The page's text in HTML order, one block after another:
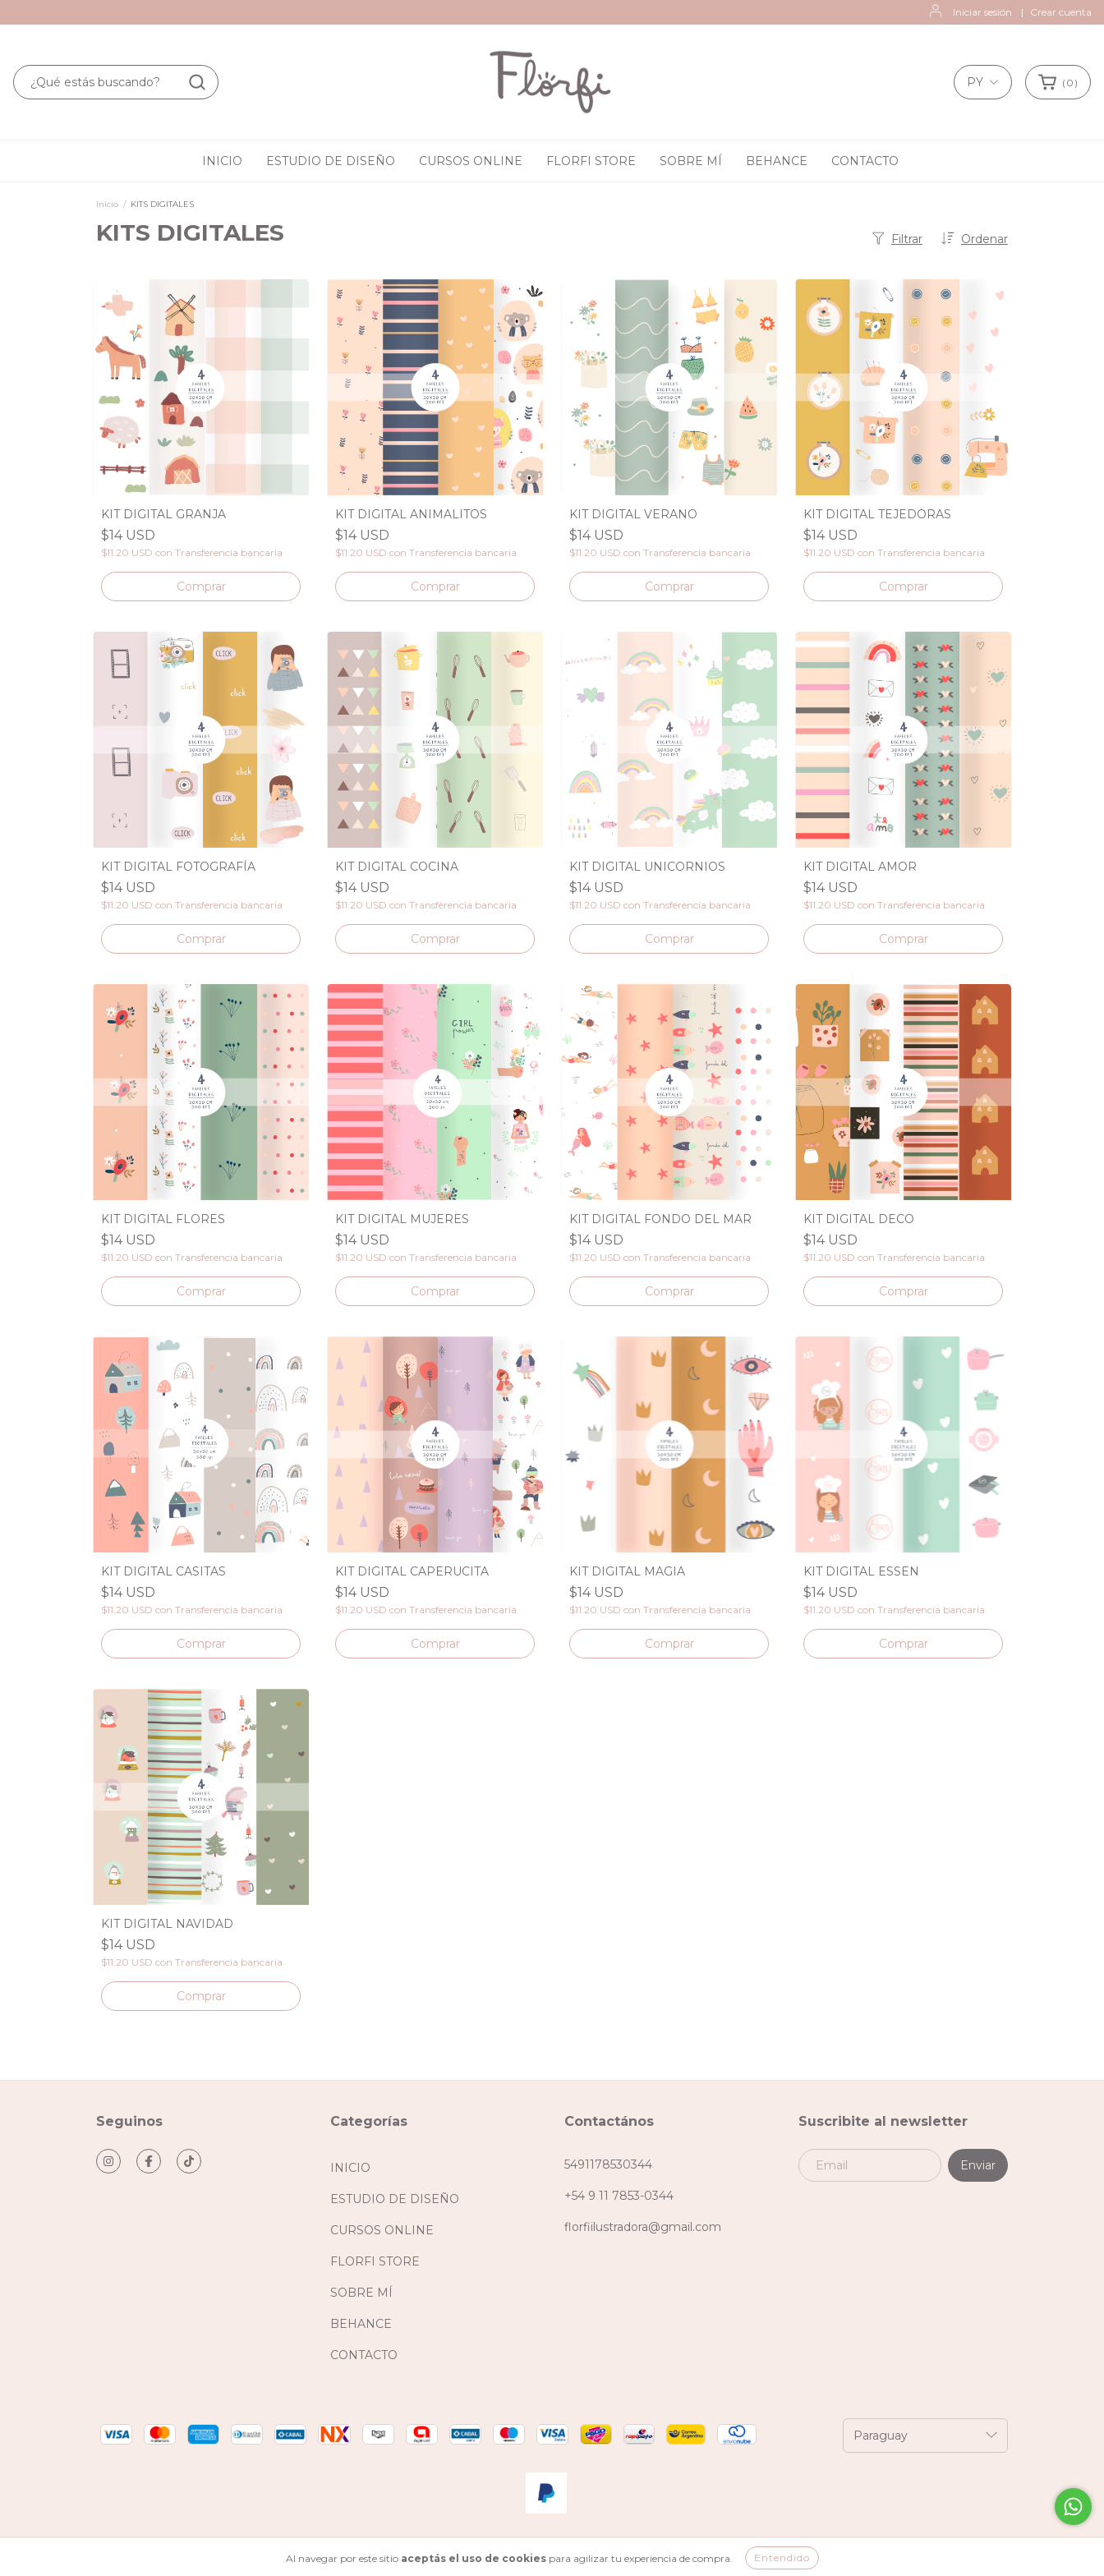
Iniciar sesión | Crear cuenta
PY ( 0 )
INICIO ESTUDIO DE DISEÑO CURSOS ONLINE FLORFI STORE SOBRE MÍ BEHANCE CONTACTO
Al navegar por este sitio aceptás el uso de cookiespara agilizar tu experiencia de compra. Entendido
Inicio / KITS DIGITALES
KITS DIGITALES Ordenar
Filtrar
KIT DIGITAL GRANJA
$14 USD
$11.20 USD con Transferencia bancaria
KIT DIGITAL ANIMALITOS
$14 USD
$11.20 USD con Transferencia bancaria
KIT DIGITAL VERANO
$14 USD
$11.20 USD con Transferencia bancaria
KIT DIGITAL TEJEDORAS
$14 USD
$11.20 USD con Transferencia bancaria
KIT DIGITAL FOTOGRAFÍA
$14 USD
$11.20 USD con Transferencia bancaria
KIT DIGITAL COCINA
$14 USD
$11.20 USD con Transferencia bancaria
KIT DIGITAL UNICORNIOS
$14 USD
$11.20 USD con Transferencia bancaria
KIT DIGITAL AMOR
$14 USD
$11.20 USD con Transferencia bancaria
KIT DIGITAL FLORES
$14 USD
$11.20 USD con Transferencia bancaria
KIT DIGITAL MUJERES
$14 USD
$11.20 USD con Transferencia bancaria
KIT DIGITAL FONDO DEL MAR
$14 USD
$11.20 USD con Transferencia bancaria
KIT DIGITAL DECO
$14 USD
$11.20 USD con Transferencia bancaria
KIT DIGITAL CASITAS
$14 USD
$11.20 USD con Transferencia bancaria
KIT DIGITAL CAPERUCITA
$14 USD
$11.20 USD con Transferencia bancaria
KIT DIGITAL MAGIA
$14 USD
$11.20 USD con Transferencia bancaria
KIT DIGITAL ESSEN
$14 USD
$11.20 USD con Transferencia bancaria
KIT DIGITAL NAVIDAD
$14 USD
$11.20 USD con Transferencia bancaria
Seguinos Categorías
INICIO
ESTUDIO DE DISEÑO
CURSOS ONLINE
FLORFI STORE
SOBRE MÍ
BEHANCE
CONTACTO
Contactános
5491178530344
+54 9 11 7853-0344
florfiilustradora@gmail.com
Suscribite al newsletter
Defensa de las y los consumidores. Para reclamos Botón de arrepentimiento